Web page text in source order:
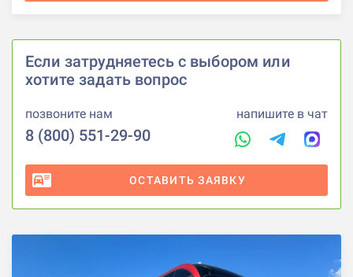
Если затрудняетесь с выбором или
хотите задать вопрос
позвоните нам
8 (800) 551-29-90
напишите в чат
ОСТАВИТЬ ЗАЯВКУ